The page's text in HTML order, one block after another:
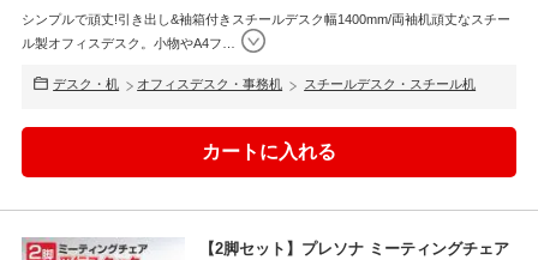
シンプルで頑丈!引き出し&袖箱付きスチールデスク幅1400mm/両袖机頑丈なスチー
ル製オフィスデスク。小物やA4フ
デスク・机 オフィスデスク・事務机 スチールデスク・スチール机
【2脚セット】プレソナ ミーティングチェア